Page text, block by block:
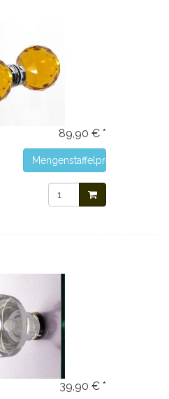
89,90 € *
Mengenstaffelpreise
39,90 € *